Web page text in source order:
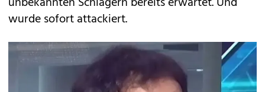
wurde sofort attackiert.